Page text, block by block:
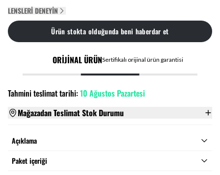
LENSLERI DENEYIN
Ürün stokta olduğunda beni haberdar et
ORİJİNAL ÜRÜNSertifikalı orijinal ürün garantisi
Tahmini teslimat tarihi:10 Ağustos Pazartesi
Mağazadan Teslimat Stok Durumu
Açıklama
Paket içeriği